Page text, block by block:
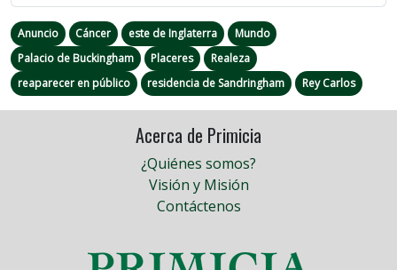
Anuncio Cáncer este de Inglaterra
Mundo
Palacio de Buckingham
Placeres
Realeza
reaparecer en público
residencia de Sandringham Rey Carlos
Acerca de Primicia
¿Quiénes somos?
Visión y Misión
Contáctenos